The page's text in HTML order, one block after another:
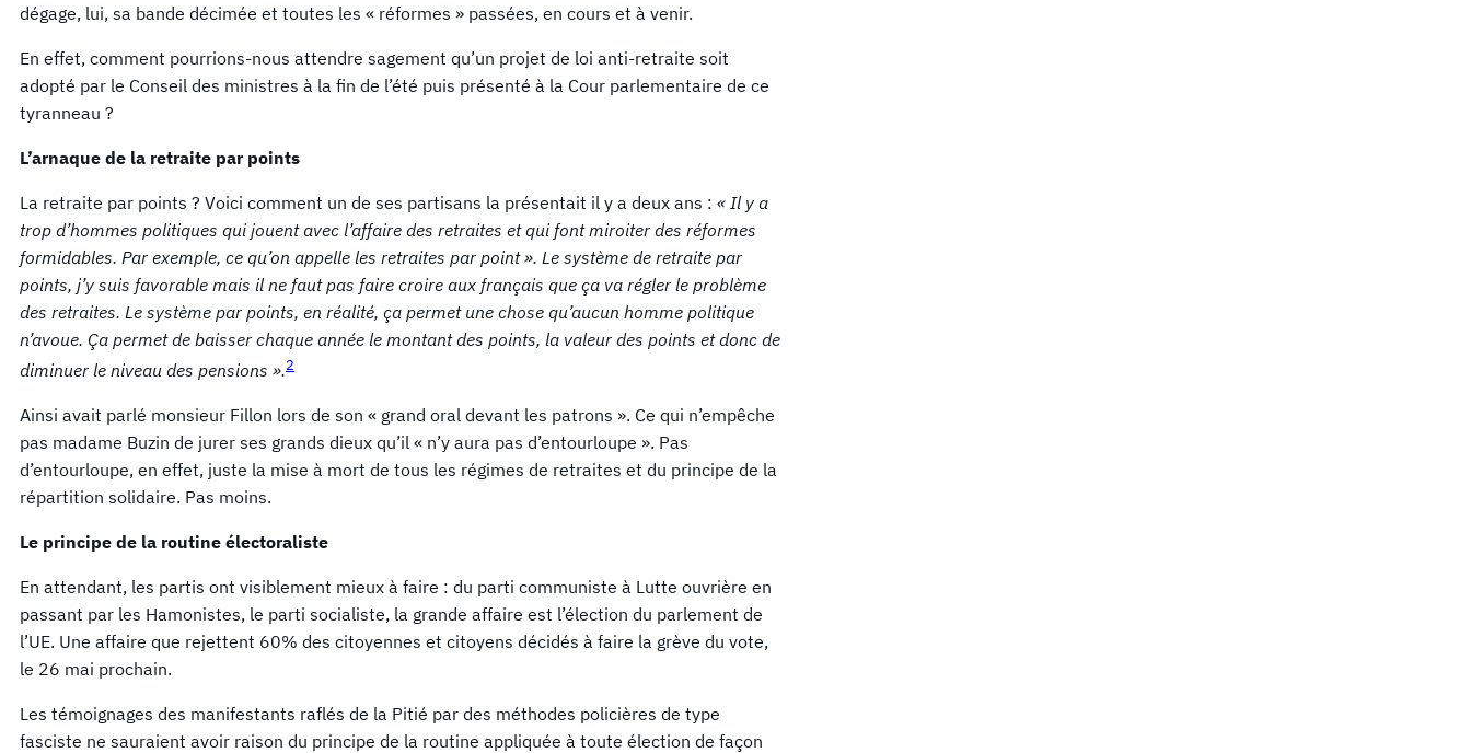
dégage, lui, sa bande décimée et toutes les « réformes » passées, en cours et à venir.
En effet, comment pourrions-nous attendre sagement qu’un projet de loi anti-retraite soit
adopté par le Conseil des ministres à la fin de l’été puis présenté à la Cour parlementaire de ce
tyranneau ?
L’arnaque de la retraite par points
La retraite par points ? Voici comment un de ses partisans la présentait il y a deux ans : « Il y a
trop d’hommes politiques qui jouent avec l’affaire des retraites et qui font miroiter des réformes
formidables. Par exemple, ce qu’on appelle les retraites par point ». Le système de retraite par
points, j’y suis favorable mais il ne faut pas faire croire aux français que ça va régler le problème
des retraites. Le système par points, en réalité, ça permet une chose qu’aucun homme politique
n’avoue. Ça permet de baisser chaque année le montant des points, la valeur des points et donc de
diminuer le niveau des pensions ».2
Ainsi avait parlé monsieur Fillon lors de son « grand oral devant les patrons ». Ce qui n’empêche
pas madame Buzin de jurer ses grands dieux qu’il « n’y aura pas d’entourloupe ». Pas
d’entourloupe, en effet, juste la mise à mort de tous les régimes de retraites et du principe de la
répartition solidaire. Pas moins.
Le principe de la routine électoraliste
En attendant, les partis ont visiblement mieux à faire : du parti communiste à Lutte ouvrière en
passant par les Hamonistes, le parti socialiste, la grande affaire est l’élection du parlement de
l’UE. Une affaire que rejettent 60% des citoyennes et citoyens décidés à faire la grève du vote,
le 26 mai prochain.
Les témoignages des manifestants raflés de la Pitié par des méthodes policières de type
fasciste ne sauraient avoir raison du principe de la routine appliquée à toute élection de façon